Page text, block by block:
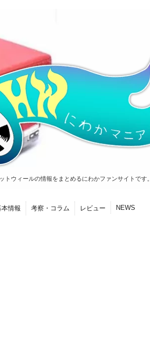
トウィールの情報をまとめるにわかファンサイトです。
情報 考察・コラム レビュー NEWS